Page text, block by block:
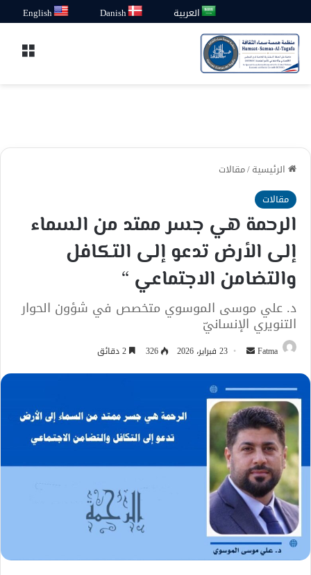
العربية Danish
English
الرئيسية/مقالات
مقالات
الرحمة هي جسر ممتد من السماء
إلى الأرض تدعو إلى التكافل
والتضامن الاجتماعي “
د. علي موسى الموسوي متخصص في شؤون الحوار
التنويري الإنسانيّ
Fatma
أرسل
إلكترونيا
23 فبراير، 2026 326